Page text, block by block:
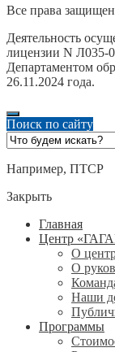
Все права
Деятельность
лицензии N Л035-
Департаментом
26.11.2024 года.
Поиск по сайту
Например, ПТСР
Закрыть
Главная
Центр
О
О
Наши
Программы